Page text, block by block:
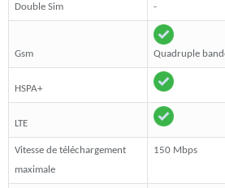
Double Sim -
Gsm Quadruple
HSPA+
LTE
Vitesse de téléchargement
maximale
150 Mbps